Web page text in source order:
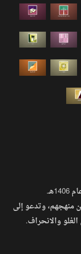
وتدعو إلى
والانحراف.